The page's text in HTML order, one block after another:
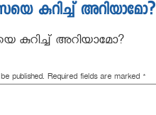
കുറിച്ച് അറിയാമോ?
കുറിച്ച് അറിയാമോ?
published. Required fields are marked *